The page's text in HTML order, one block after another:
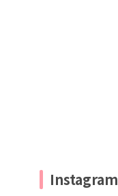
Instagram